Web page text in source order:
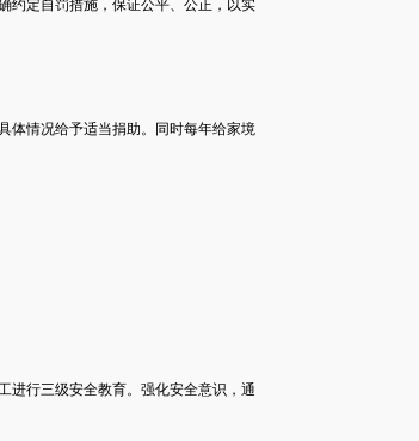
约定自罚措施，保证公平、公正，以实
体情况给予适当捐助。同时每年给家境
进行三级安全教育。强化安全意识，通